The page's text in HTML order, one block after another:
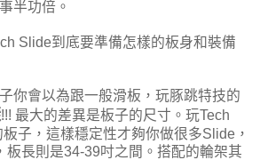
半功倍。
Slide到底要準備怎樣的板身和裝備
你會以為跟一般滑板，玩豚跳特技的
!!! 最大的差異是板子的尺寸。玩Tech
子，這樣穩定性才夠你做很多Slide，
板長則是34-39吋之間。搭配的輪架其